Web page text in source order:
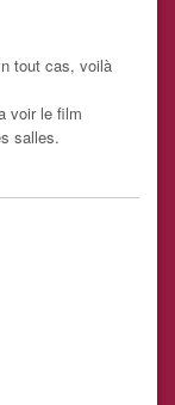
tout cas, voilà
voir le film
salles.